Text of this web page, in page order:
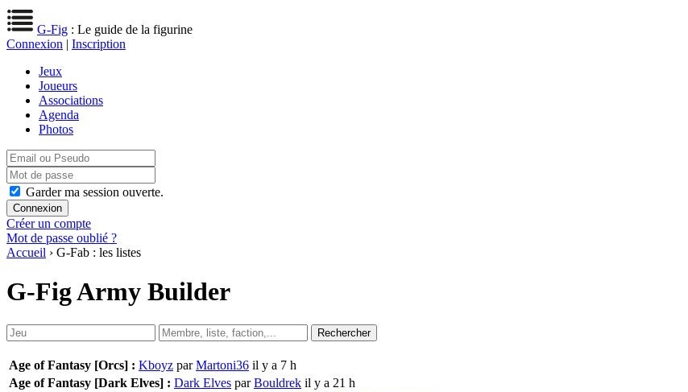
G-Fig : Le guide de la figurine
Connexion | Inscription
Jeux
Joueurs
Associations
Agenda
Photos
Garder ma session ouverte.
Créer un compte
Mot de passe oublié ?
Accueil › G-Fab : les listes
G-Fig Army Builder
Age of Fantasy [Orcs] : Kboyz parMartoni36 il y a 7 h
Age of Fantasy [Dark Elves] : Dark Elves parBouldrek il y a 21 h